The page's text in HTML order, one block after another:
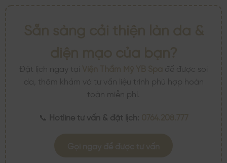
Đặt lịch ngay tại
để được soi
da, thăm khám và tư vấn liệu trình phù hợp hoàn
toàn miễn phí.
📞 Hotline tư vấn & đặt lịch: